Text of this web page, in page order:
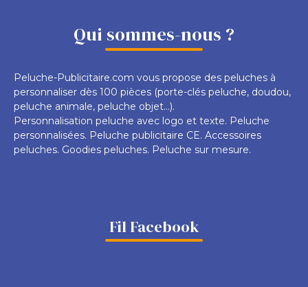
Qui sommes-nous ?
Peluche-Publicitaire.com vous propose des peluches à
personnaliser dès 100 pièces (porte-clés peluche, doudou,
peluche animale, peluche objet...).
Personnalisation peluche avec logo et texte. Peluche
personnalisées. Peluche publicitaire CE. Accessoires
peluches. Goodies peluches. Peluche sur mesure.
Fil Facebook